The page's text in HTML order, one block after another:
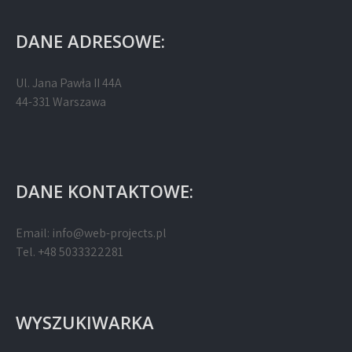
DANE ADRESOWE:
Ul. Jana Pawła II 44A
44-331 Warszawa
DANE KONTAKTOWE:
Email: info@web-projects.pl
Tel. +48 5033322281
WYSZUKIWARKA